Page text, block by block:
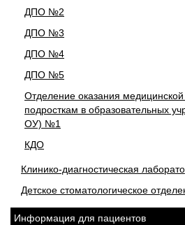
ДПО №2
ДПО №3
ДПО №4
ДПО №5
Отделение оказания
подросткам в образовательных
ОУ) №1
КДО
Клинико-диагностическая
Детское стоматологическое
Информация для пациентов